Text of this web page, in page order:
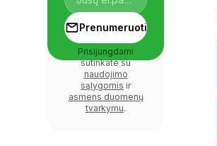
Prenumeruoti
Prisijungdami
sutinkate su
naudojimo
sąlygomis ir
asmens duomenų
tvarkymu.